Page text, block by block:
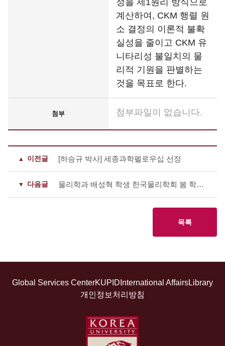
정을 제1원리 방식으로
계산하여, CKM 행렬 원
소 결정의 이론적 불확
실성을 줄이고 CKM 유
니타리성 불일치의 물
리적 기원을 판별하는
것을 목표로 한다.
첨부 첨부파일이 없습니다.
이전글 [하승규 박사] 세종과학펠로우십 선정
다음글 물리학과 배성혁 학생 한국물리학회 봄 학술논문 발표회 우수포스터 발표상 수상
목록
Global Services CenterKUPID International AffairsLibrary
개인정보처리방침